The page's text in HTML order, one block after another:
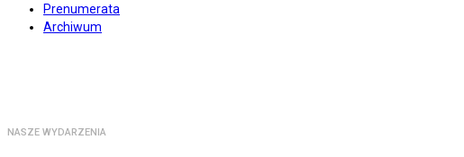
Prenumerata
Archiwum
NASZE WYDARZENIA